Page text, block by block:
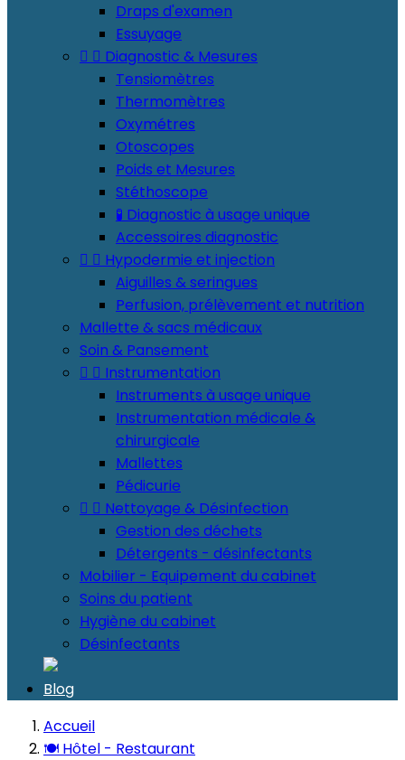
Draps d'examen
Essuyage
  Diagnostic & Mesures
Tensiomètres
Thermomètres
Oxymétres
Otoscopes
Poids et Mesures
Stéthoscope
🧪 Diagnostic à usage unique
Accessoires diagnostic
  Hypodermie et injection
Aiguilles & seringues
Perfusion, prélèvement et nutrition
Mallette & sacs médicaux
Soin & Pansement
  Instrumentation
Instruments à usage unique
Instrumentation médicale &
chirurgicale
Mallettes
Pédicurie
  Nettoyage & Désinfection
Gestion des déchets
Détergents - désinfectants
Mobilier - Equipement du cabinet
Soins du patient
Hygiène du cabinet
Désinfectants
Blog
Accueil
🍽️ Hôtel - Restaurant